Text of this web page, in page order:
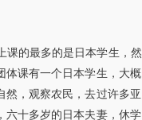
课的最多的是日本学生，然
体课有一个日本学生，大概
然，观察农民，去过许多亚
六十多岁的日本夫妻，休学